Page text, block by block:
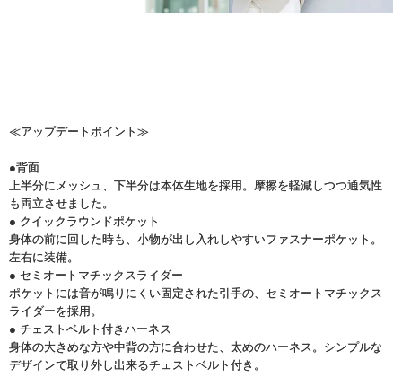
≪アップデートポイント≫
●背面
上半分にメッシュ、下半分は本体生地を採用。摩擦を軽減しつつ通気性
も両立させました。
● クイックラウンドポケット
身体の前に回した時も、小物が出し入れしやすいファスナーポケット。
左右に装備。
● セミオートマチックスライダー
ポケットには音が鳴りにくい固定された引手の、セミオートマチックス
ライダーを採用。
● チェストベルト付きハーネス
身体の大きめな方や中背の方に合わせた、太めのハーネス。シンプルな
デザインで取り外し出来るチェストベルト付き。